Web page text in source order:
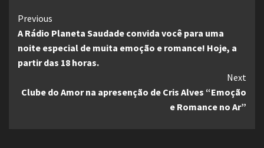
Continue
Reading
Previous
A Rádio Planeta Saudade convida você para uma
noite especial de muita emoção e romance! Hoje, a
partir das 18 horas.
Next
Clube do Amor na apresenção de Cris Alves “Emoção
e Romance no Ar”